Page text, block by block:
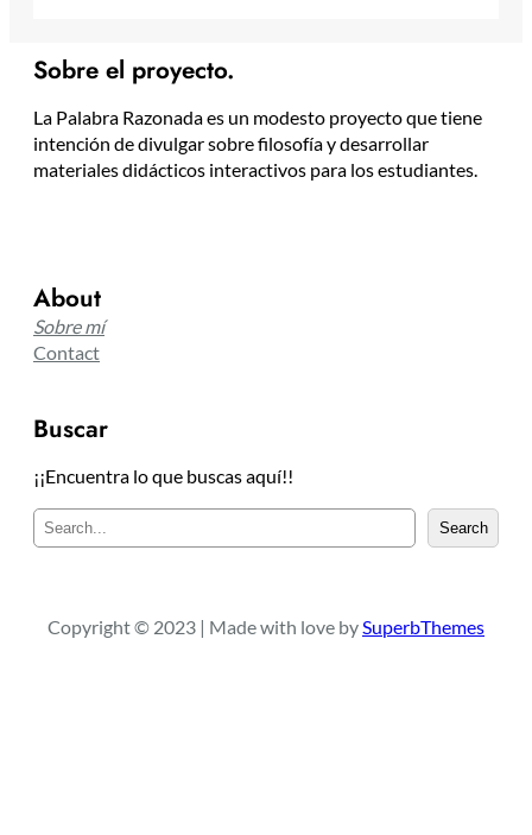
Sobre el proyecto.
La Palabra Razonada es un modesto proyecto que tiene
intención de divulgar sobre filosofía y desarrollar
materiales didácticos interactivos para los estudiantes.
About
Sobre mí
Contact
Buscar
¡¡Encuentra lo que buscas aquí!!
u
a
Search
Copyright © 2023 | Made with love bySuperbThemes